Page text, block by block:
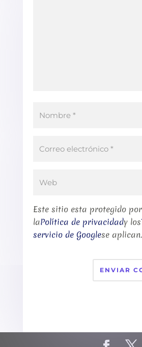
Este sitio esta protegido por
laPolítica de privacidady los
servicio de Googlese aplican.
ENVIAR